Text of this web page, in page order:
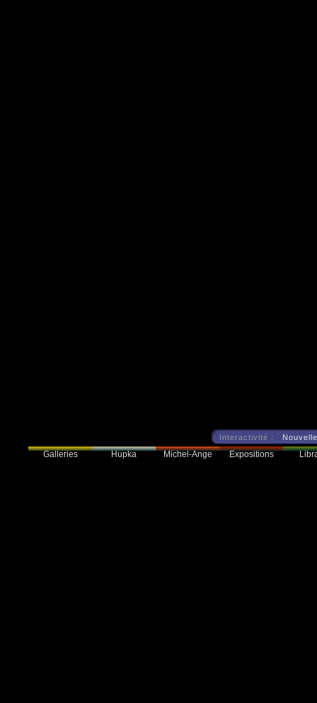
Interactivité :
Galleries Hupka Michel-Ange Expositions